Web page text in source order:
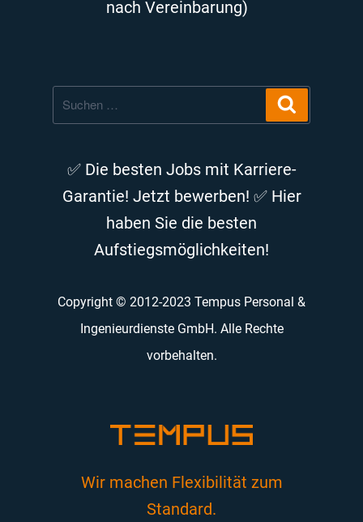
nach Vereinbarung)
✅ Die besten Jobs mit Karriere-
Garantie! Jetzt bewerben! ✅ Hier
haben Sie die besten
Aufstiegsmöglichkeiten!
Copyright © 2012-2023 Tempus Personal &
Ingenieurdienste GmbH. Alle Rechte
vorbehalten.
Wir machen Flexibilität zum
Standard.